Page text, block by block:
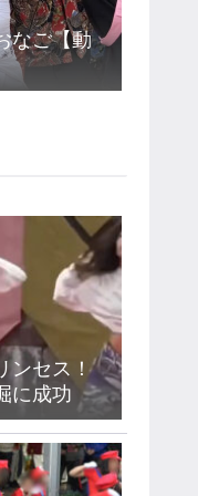
なご【動
ンセス！
に成功